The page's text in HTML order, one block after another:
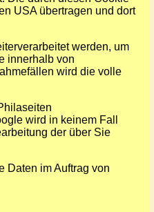
USA übertragen und dort
werden, um
innerhalb von
wird die volle
wird in keinem Fall
der über Sie
Daten im Auftrag von